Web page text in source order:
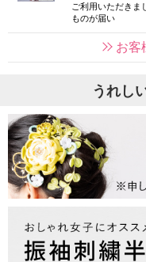
ご利用いただき
ものが届い
お客
うれし